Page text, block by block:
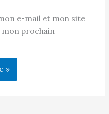
e-mail et mon site
mon prochain